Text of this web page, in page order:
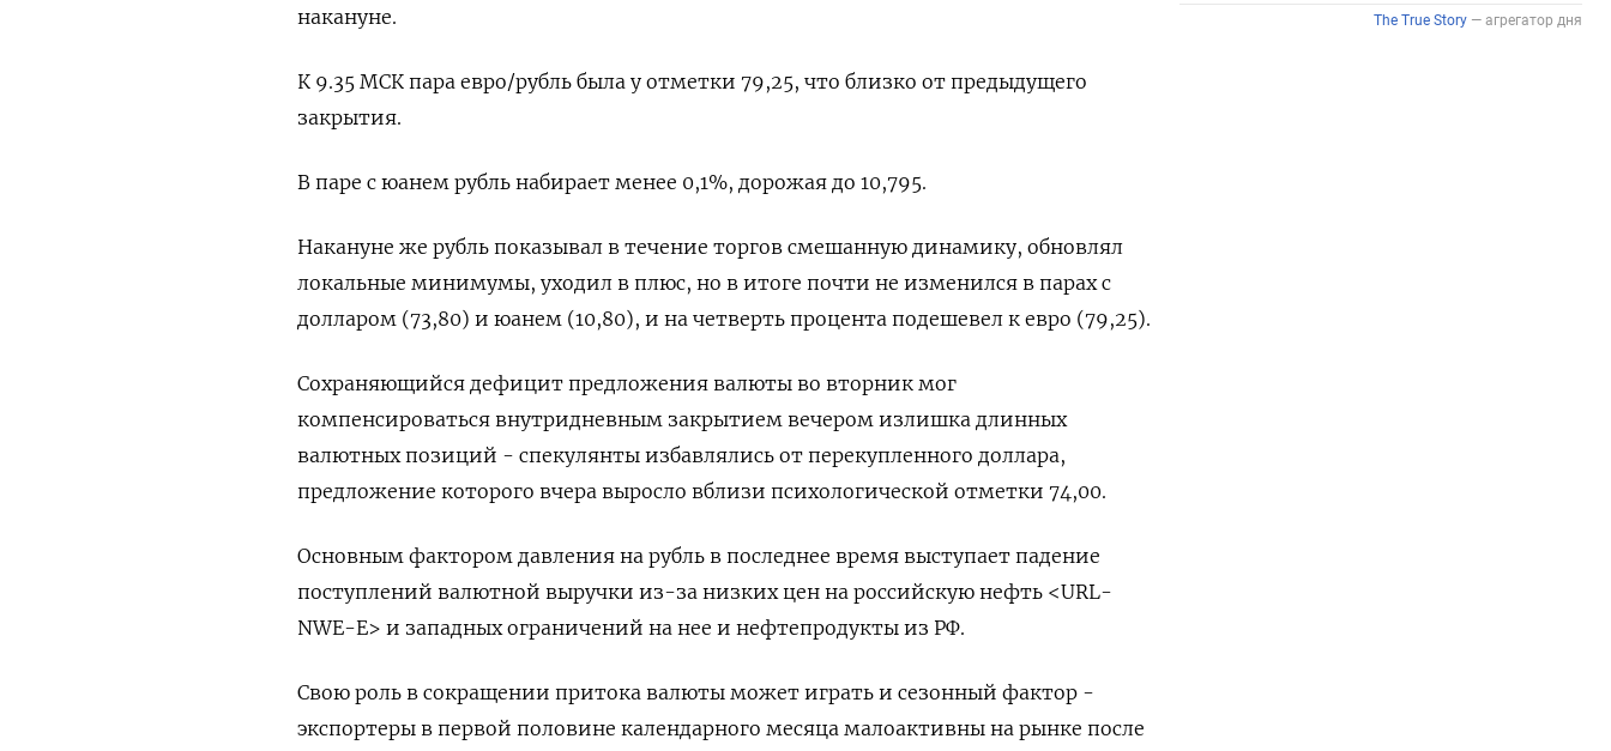
накануне.
К 9.35 МСК пара евро/рубль была у отметки 79,25, что близко от предыдущего
закрытия.
В паре с юанем рубль набирает менее 0,1%, дорожая до 10,795.
Накануне же рубль показывал в течение торгов смешанную динамику, обновлял
локальные минимумы, уходил в плюс, но в итоге почти не изменился в парах с
долларом (73,80) и юанем (10,80), и на четверть процента подешевел к евро (79,25).
Сохраняющийся дефицит предложения валюты во вторник мог
компенсироваться внутридневным закрытием вечером излишка длинных
валютных позиций - спекулянты избавлялись от перекупленного доллара,
предложение которого вчера выросло вблизи психологической отметки 74,00.
Основным фактором давления на рубль в последнее время выступает падение
поступлений валютной выручки из-за низких цен на российскую нефть <URL-
NWE-E> и западных ограничений на нее и нефтепродукты из РФ.
Свою роль в сокращении притока валюты может играть и сезонный фактор -
экспортеры в первой половине календарного месяца малоактивны на рынке после